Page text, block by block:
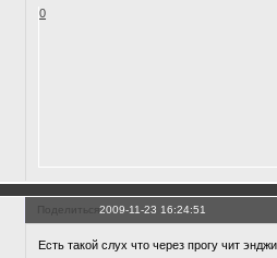
0
Поделиться2009-11-23 16:24:51
Есть такой слух что через прогу чит